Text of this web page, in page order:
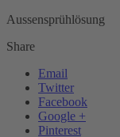
Aussensprühlösung
Share
Email
Twitter
Facebook
Google +
Pinterest